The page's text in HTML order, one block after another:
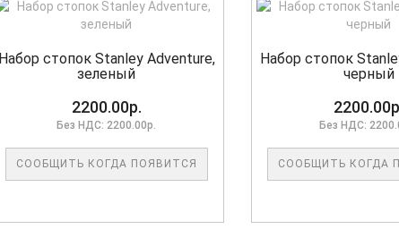
Набор стопок Stanley Adventure,
зеленый
2200.00р.
Без НДС: 2200.00р.
СООБЩИТЬ КОГДА ПОЯВИТСЯ
Набор стопок
черный
Без НДС:
СООБЩИТЬ КОГДА